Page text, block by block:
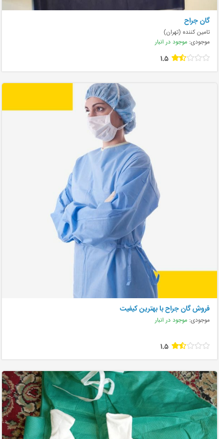
گان جراح
تامین کننده (تهران)
موجودی: موجود در انبار
1.5
فروش گان جراح با بهترین کیفیت
موجودی: موجود در انبار
1.5